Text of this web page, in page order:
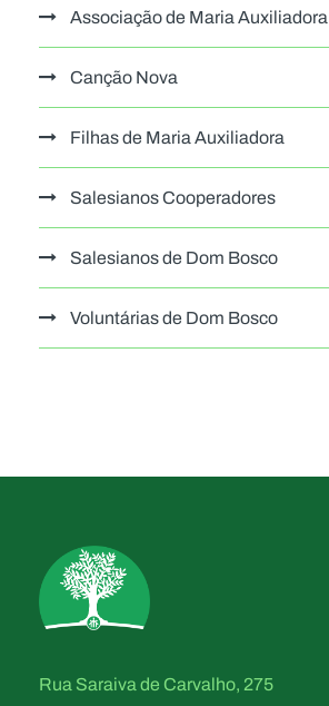
Associação de Maria Auxiliadora
Canção Nova
Filhas de Maria Auxiliadora
Salesianos Cooperadores
Salesianos de Dom Bosco
Voluntárias de Dom Bosco
Rua Saraiva de Carvalho, 275